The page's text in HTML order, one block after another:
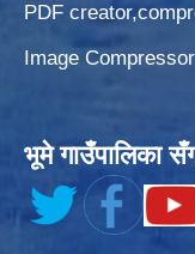
PDF
Image Compressor
भूमे गाउँपालिका